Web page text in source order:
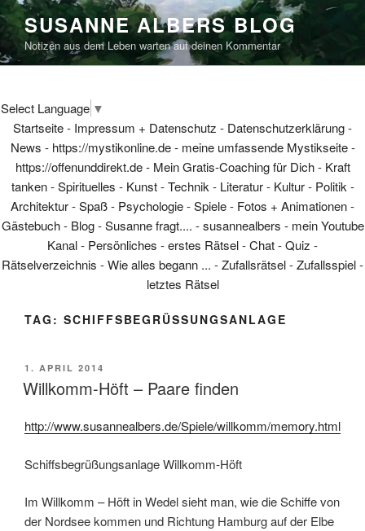
Skip
to
content
SUSANNE ALBERS BLOG
Notizen aus dem Leben warten auf deinen Kommentar
Select Language ▼
Startseite- Impressum + Datenschutz - Datenschutzerklärung-
News - https://mystikonline.de - meine umfassende Mystikseite-
https://offenunddirekt.de - Mein Gratis-Coaching für Dich- Kraft
tanken-Spirituelles - Kunst-Technik - Literatur- Kultur- Politik -
Architektur-Spaß- Psychologie-Spiele- Fotos + Animationen-
Gästebuch- Blog-Susanne fragt.... -susannealbers - mein Youtube
Kanal- Persönliches -erstes Rätsel-Chat-Quiz -
Rätselverzeichnis -Wie alles begann ... -Zufallsrätsel-Zufallsspiel-
letztes Rätsel
TAG: SCHIFFSBEGRÜSSUNGSANLAGE
POSTED
ON
1. APRIL 2014
Willkomm-Höft – Paare finden
http://www.susannealbers.de/Spiele/willkomm/memory.html
Schiffsbegrüßungsanlage Willkomm-Höft
Im Willkomm – Höft in Wedel sieht man, wie die Schiffe von
der Nordsee kommen und Richtung Hamburg auf der Elbe